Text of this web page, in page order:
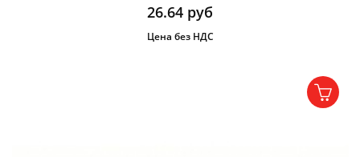
26.64 руб
Цена без НДС